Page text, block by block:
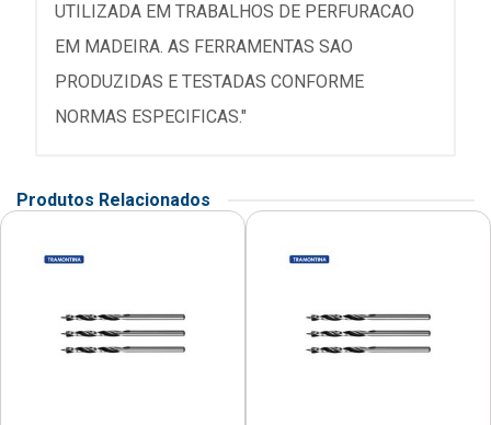
UTILIZADA EM TRABALHOS DE PERFURACAO
EM MADEIRA. AS FERRAMENTAS SAO
PRODUZIDAS E TESTADAS CONFORME
NORMAS ESPECIFICAS."
Produtos Relacionados